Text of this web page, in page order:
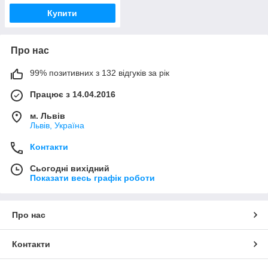
Купити
Про нас
99% позитивних з 132 відгуків за рік
Працює з 14.04.2016
м. Львів
Львів, Україна
Контакти
Сьогодні вихідний
Показати весь графік роботи
Про нас
Контакти